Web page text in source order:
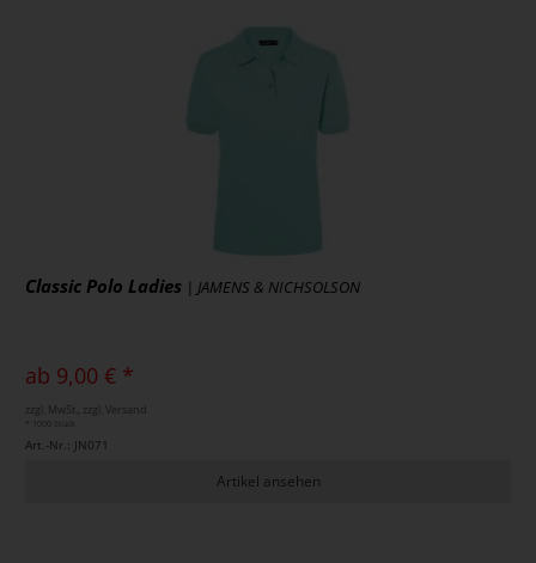
Classic Polo Ladies | JAMENS & NICHSOLSON
ab 9,00 € *
zzgl. MwSt., zzgl. Versand
Art.-Nr.: JN071
Artikel ansehen